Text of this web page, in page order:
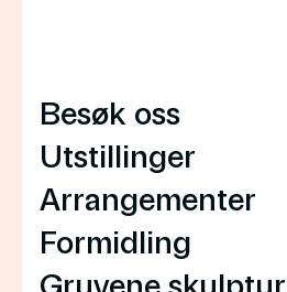
Besøk oss
Utstillinger
Arrangementer
Formidling
Gruvene